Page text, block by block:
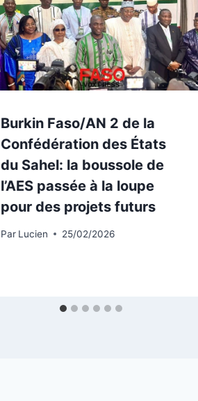
Burkin Faso/AN 2 de la
Confédération des États
du Sahel: la boussole de
l’AES passée à la loupe
pour des projets futurs
Par Lucien 25/02/2026